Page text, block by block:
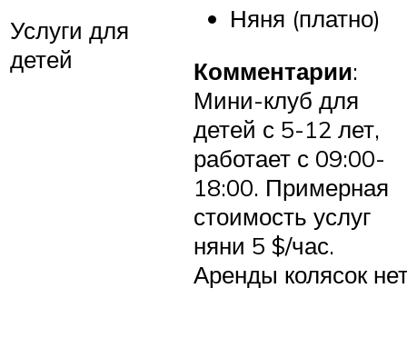
Услуги для
детей
Няня (платно)
Комментарии:
Мини-клуб для
детей с 5-12 лет,
работает с 09:00-
18:00. Примерная
стоимость услуг
няни 5 $/час.
Аренды колясок